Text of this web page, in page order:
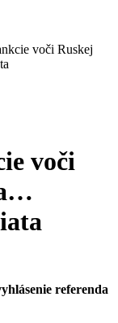
voči Ruskej
voči
referenda